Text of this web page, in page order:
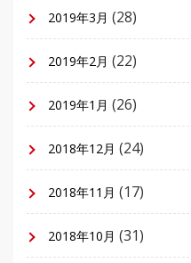
2019年3月 (28)
2019年2月 (22)
2019年1月 (26)
2018年12月 (24)
2018年11月 (17)
2018年10月 (31)